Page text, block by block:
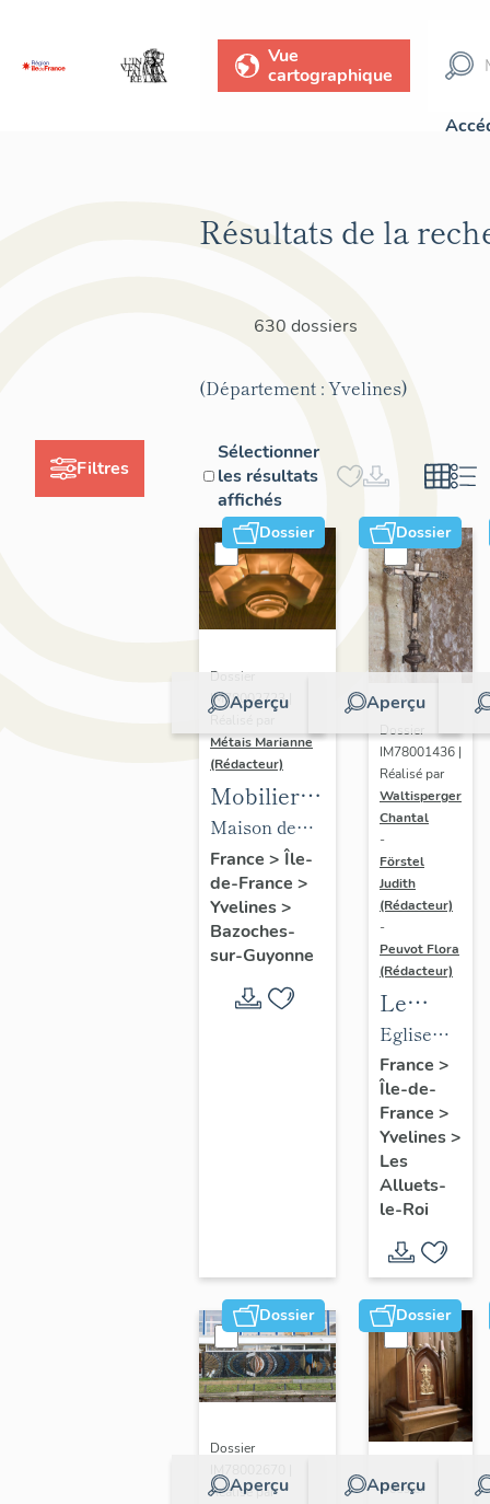
Vue
cartographique
Filtres
Résultats de la
630 dossiers
(Département : Yvelines)
Sélectionner
les résultats
affichés
Dossier
Aperçu
Dossier
IM78002723 |
Métais Marianne
(Rédacteur)
Mobilier
de la
maison
Louis
Carré
Maison de
villégiature
dite maison
Louis Carré
France > Île-
de-France >
Yvelines>
Bazoches-
sur-Guyonne
Dossier
Aperçu
Dossier
IM78001436 |
Réalisé par
Waltisperger
Chantal
-
Förstel
Judith
(Rédacteur)
-
Peuvot Flora
(Rédacteur)
Le
mobilier
de
l'église
Saint-
Nicolas
Eglise
paroissiale
Saint-
Nicolas
France >
Île-de-
France >
Yvelines>
Les
Alluets-
le-Roi
Dossier
Aperçu
Dossier
IM78002670 |
Réalisé par
Dossier
Aperçu
Dossier